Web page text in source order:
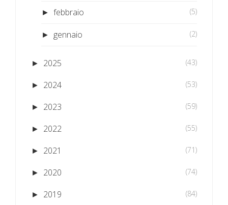
► febbraio (5)
► gennaio (2)
► 2025 (43)
► 2024 (53)
► 2023 (59)
► 2022 (55)
► 2021 (71)
► 2020 (74)
► 2019 (84)